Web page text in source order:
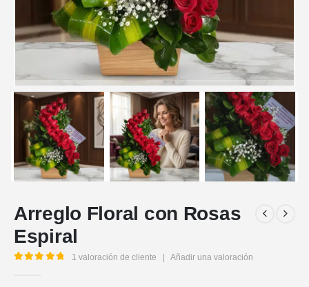
Arreglo Floral con Rosas
Espiral
1 valoración de cliente Añadir una valoración